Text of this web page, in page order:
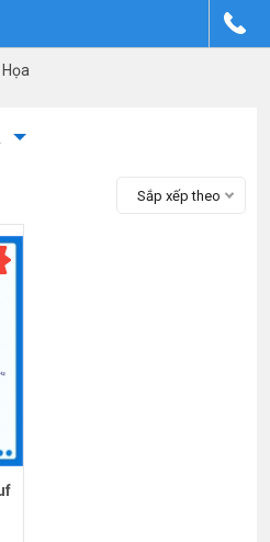
Sắp xếp theo